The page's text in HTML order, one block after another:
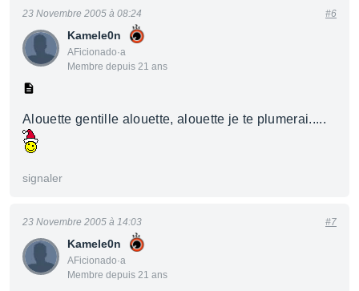
Kamele0n
AFicionado·a
Membre depuis 21 ans
23 Novembre 2005 à 08:24 #6
Alouette gentille alouette, alouette je te plumerai.....
signaler
Kamele0n
AFicionado·a
Membre depuis 21 ans
23 Novembre 2005 à 14:03 #7